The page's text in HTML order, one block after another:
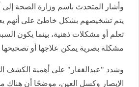
وأشار المتحدث باسم وزارة الصحة
يتم تشخيصهم بشكل خاطئ على أنهم
تعلم أو مشكلات ذهنية، بينما يكون
مشكلة بصرية يمكن علاجها أو تصحيحها
وشدد "عبدالغفار" على أهمية
الإبصار وكسل العين، موضحًا أن هناك